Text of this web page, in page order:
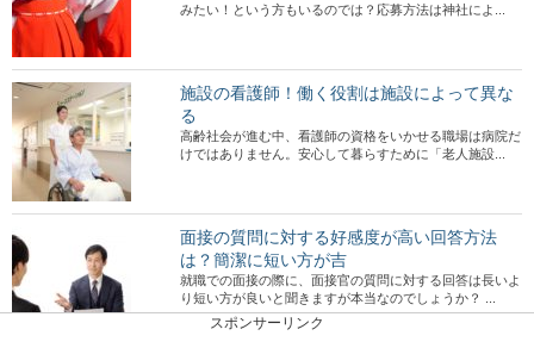
みたい！という方もいるのでは？応募方法は神社によ...
施設の看護師！働く役割は施設によって異な
る
高齢社会が進む中、看護師の資格をいかせる職場は病院だ
けではありません。安心して暮らすために「老人施設...
面接の質問に対する好感度が高い回答方法
は？簡潔に短い方が吉
就職での面接の際に、面接官の質問に対する回答は長いよ
り短い方が良いと聞きますが本当なのでしょうか？ ...
スポンサーリンク